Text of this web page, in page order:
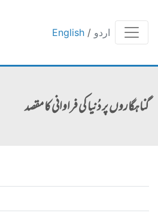
English / اردو
گناہگاروں پر دُنیا کی فراوانی کا مقصد